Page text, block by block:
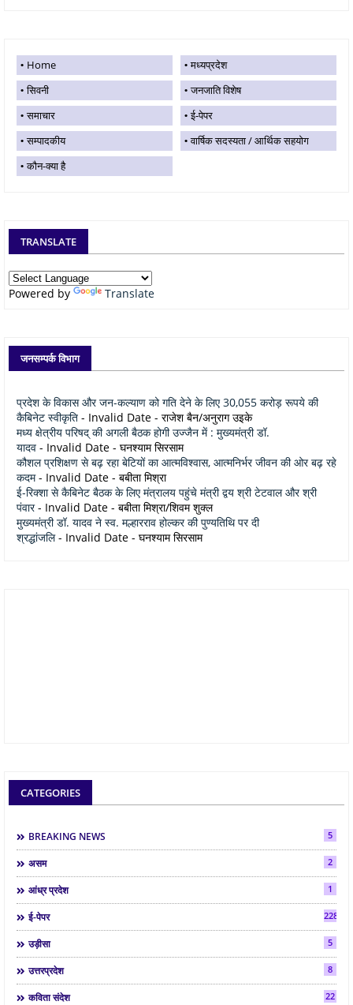
Home
मध्यप्रदेश
सिवनी
जनजाति विशेष
समाचार
ई-पेपर
सम्पादकीय
वार्षिक सदस्यता / आर्थिक सहयोग
कौन-क्या है
TRANSLATE
Powered by Translate
जनसम्पर्क विभाग
प्रदेश के विकास और जन-कल्याण को गति देने के लिए 30,055 करोड़ रूपये की
कैबिनेट स्वीकृति - Invalid Date - राजेश बैन/अनुराग उइके
मध्य क्षेत्रीय परिषद् की अगली बैठक होगी उज्जैन में : मुख्यमंत्री डॉ.
यादव - Invalid Date - घनश्याम सिरसाम
कौशल प्रशिक्षण से बढ़ रहा बेटियों का आत्मविश्वास, आत्मनिर्भर जीवन की ओर बढ़ रहे
कदम- Invalid Date - बबीता मिश्रा
ई-रिक्शा से कैबिनेट बैठक के लिए मंत्रालय पहुंचे मंत्री द्वय श्री टेटवाल और श्री
पंवार- Invalid Date - बबीता मिश्रा/शिवम शुक्ल
मुख्यमंत्री डॉ. यादव ने स्व. मल्हारराव होल्कर की पुण्यतिथि पर दी
श्रद्धांजलि- Invalid Date - घनश्याम सिरसाम
CATEGORIES
BREAKING NEWS 5
असम 2
आंध्र प्रदेश 1
ई-पेपर 2286
उड़ीसा 5
उत्तरप्रदेश 8
कविता संदेश 22